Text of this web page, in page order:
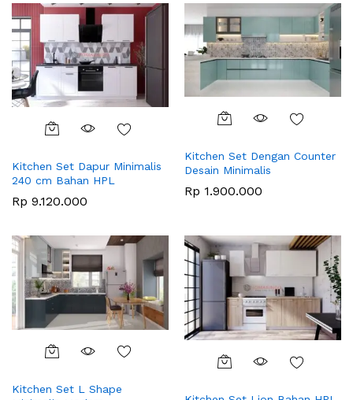
Kitchen Set Dapur Minimalis
240 cm Bahan HPL
Rp 9.120.000
Kitchen Set Dengan Counter
Desain Minimalis
Rp 1.900.000
Kitchen Set L Shape